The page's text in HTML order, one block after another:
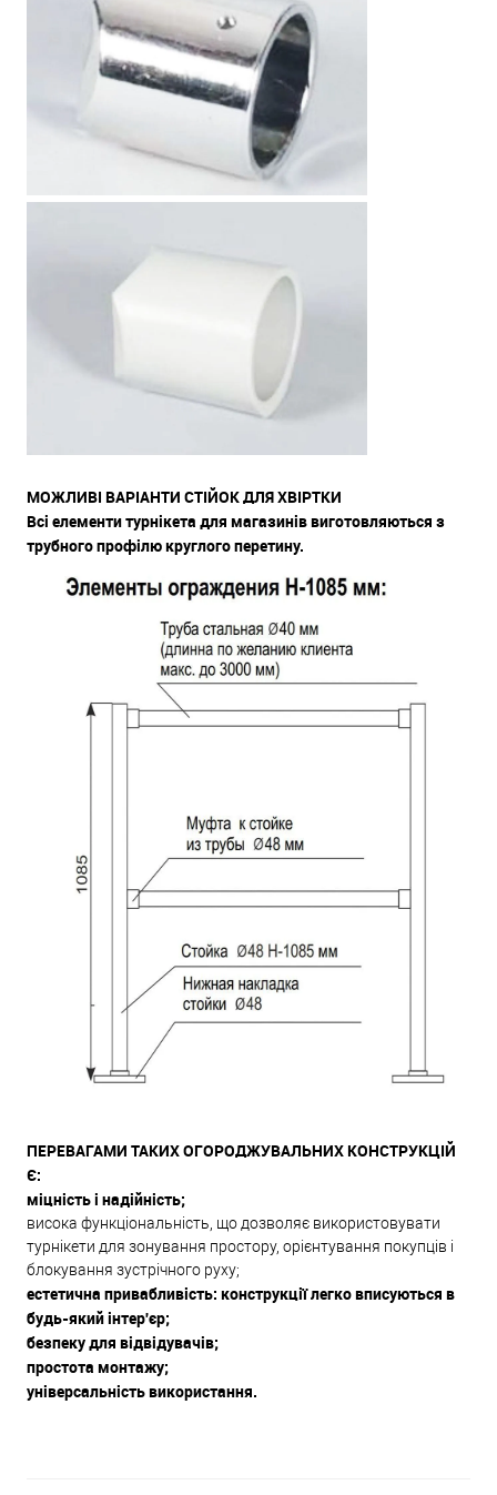
МОЖЛИВІ ВАРІАНТИ СТІЙОК ДЛЯ ХВІРТКИ
Всі елементи турнікета для магазинів виготовляються з
трубного профілю круглого перетину.
ПЕРЕВАГАМИ ТАКИХ ОГОРОДЖУВАЛЬНИХ КОНСТРУКЦІЙ
Є:
міцність і надійність;
висока функціональність, що дозволяє використовувати
турнікети для зонування простору, орієнтування покупців і
блокування зустрічного руху;
естетична привабливість: конструкції легко вписуються в
будь-який інтер'єр;
безпеку для відвідувачів;
простота монтажу;
універсальність використання.